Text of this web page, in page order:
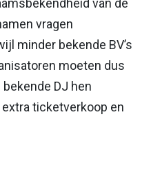
vragen
minder bekende BV’s
moeten dus
DJ hen
ticketverkoop en